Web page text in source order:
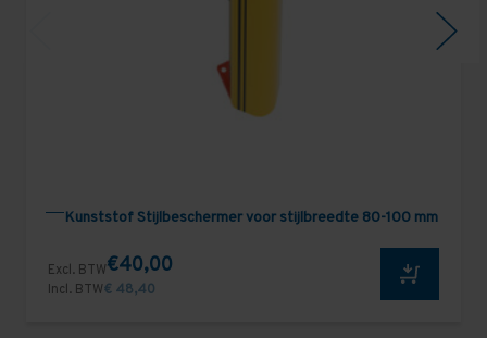
Kunststof Stijlbeschermer voor stijlbreedte 80-100 mm
Excl. BTW€40,00
Incl. BTW€ 48,40